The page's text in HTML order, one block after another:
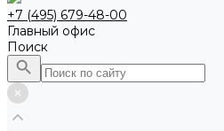
+7 (495) 679-48-00
Главный офис
Поиск